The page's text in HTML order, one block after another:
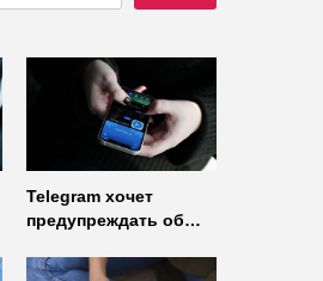
Telegram хочет
предупреждать об
неофициальных